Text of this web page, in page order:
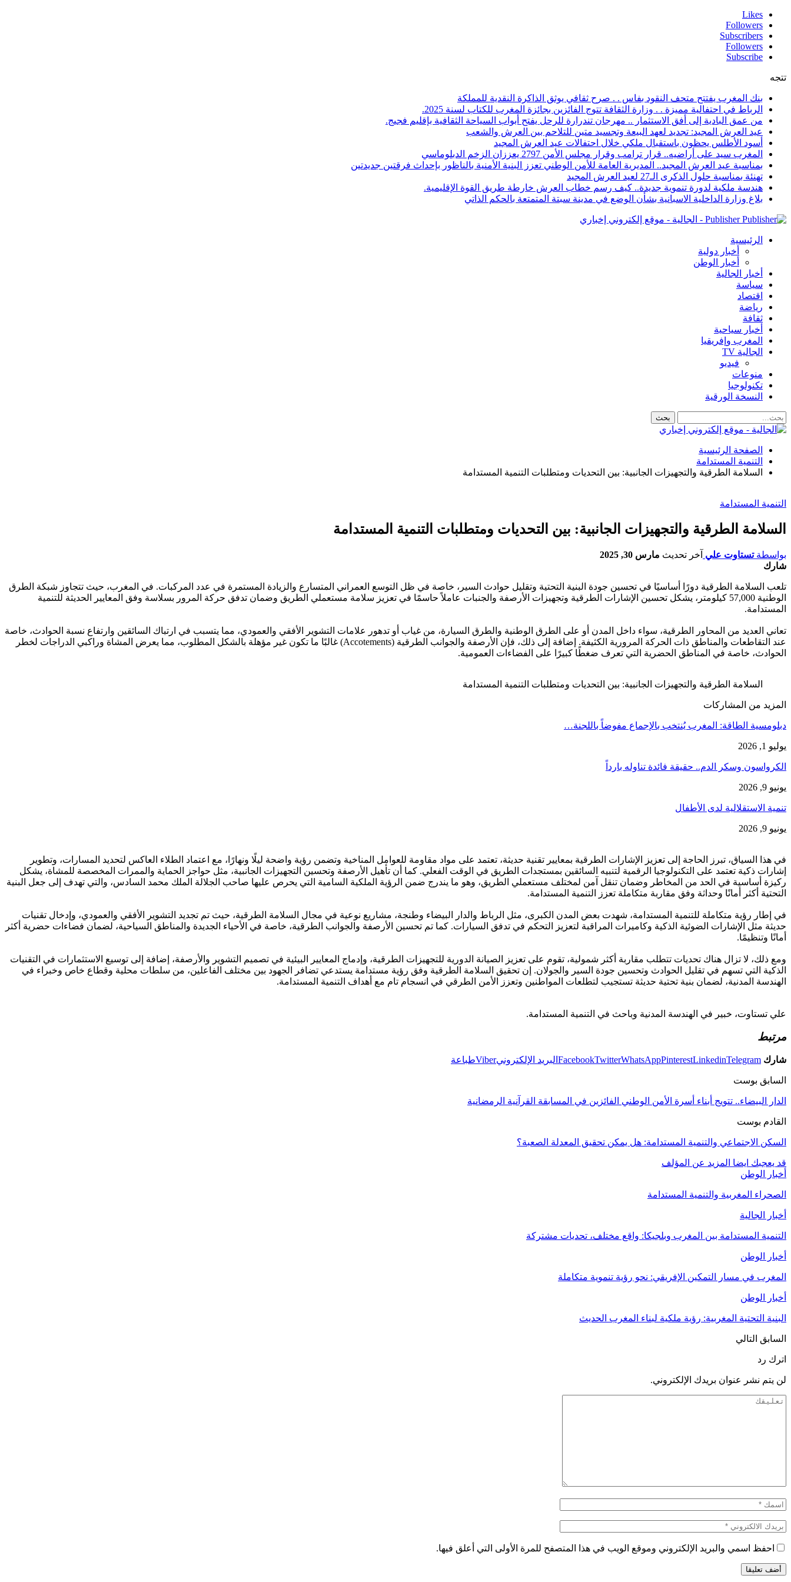
Likes
Followers
Subscribers
Followers
Subscribe
تتجه
بنك المغرب يفتتح متحف النقود بفاس . . صرح ثقافي يوثق الذاكرة النقدية للمملكة
الرباط في احتفالية مميزة . . وزارة الثقافة تتوج الفائزين بجائزة المغرب للكتاب لسنة 2025.
من عمق البادية إلى أفق الاستثمار .. مهرجان تندرارة للرحل يفتح أبواب السياحة الثقافية بإقليم فجيج.
عيد العرش المجيد: تجديد لعهد البيعة وتجسيد متين للتلاحم بين العرش والشعب
أسود الأطلس يحظون باستقبال ملكي خلال احتفالات عيد العرش المجيد
المغرب سيد على أراضيه.. قرار ترامب وقرار مجلس الأمن 2797 يعززان الزخم الدبلوماسي
بمناسبة عيد العرش المجيد.. المديرية العامة للأمن الوطني تعزز البنية الأمنية بالناظور بإحداث فرقتين جديدتين
تهنئة بمناسبة حلول الذكرى الـ27 لعيد العرش المجيد
هندسة ملكية لدورة تنموية جديدة.. كيف رسم خطاب العرش خارطة طريق القوة الإقليمية.
بلاغ وزارة الداخلية الاسبانية بشأن الوضع في مدينة سبتة المتمتعة بالحكم الذاتي
Publisher - الجالية - موقع إلكتروني إخباري
الرئيسية
أخبار دولية
أخبار الوطن
أخبار الجالية
سياسة
اقتصاد
رياضة
ثقافة
أخبار سياحية
المغرب وإفريقيا
الجالية TV
فيديو
منوعات
تكنولوجيا
النسخة الورقية
الصفحة الرئيسية
التنمية المستدامة
السلامة الطرقية والتجهيزات الجانبية: بين التحديات ومتطلبات التنمية المستدامة
التنمية المستدامة
السلامة الطرقية والتجهيزات الجانبية: بين التحديات ومتطلبات التنمية المستدامة
بواسطةتستاوت علي آخر تحديث مارس 30, 2025
شارك
تلعب السلامة الطرقية دورًا أساسيًا في تحسين جودة البنية التحتية وتقليل حوادث السير، خاصة في ظل التوسع العمراني المتسارع والزيادة المستمرة في عدد المركبات. في المغرب، حيث تتجاوز شبكة الطرق
الوطنية 57,000 كيلومتر، يشكل تحسين الإشارات الطرقية وتجهيزات الأرصفة والجنبات عاملاً حاسمًا في تعزيز سلامة مستعملي الطريق وضمان تدفق حركة المرور بسلاسة وفق المعايير الحديثة للتنمية
المستدامة.
تعاني العديد من المحاور الطرقية، سواء داخل المدن أو على الطرق الوطنية والطرق السيارة، من غياب أو تدهور علامات التشوير الأفقي والعمودي، مما يتسبب في ارتباك السائقين وارتفاع نسبة الحوادث، خاصة
عند التقاطعات والمناطق ذات الحركة المرورية الكثيفة. إضافة إلى ذلك، فإن الأرصفة والجوانب الطرقية (Accotements) غالبًا ما تكون غير مؤهلة بالشكل المطلوب، مما يعرض المشاة وراكبي الدراجات لخطر
الحوادث، خاصة في المناطق الحضرية التي تعرف ضغطًا كبيرًا على الفضاءات العمومية.
السلامة الطرقية والتجهيزات الجانبية: بين التحديات ومتطلبات التنمية المستدامة
المزيد من المشاركات
دبلومسية الطاقة: المغرب يُنتخب بالإجماع مفوضاً باللجنة…
يوليو 1, 2026
الكرواسون وسكر الدم.. حقيقة فائدة تناوله بارداً
يونيو 9, 2026
تنمية الاستقلالية لدى الأطفال
يونيو 9, 2026
في هذا السياق، تبرز الحاجة إلى تعزيز الإشارات الطرقية بمعايير تقنية حديثة، تعتمد على مواد مقاومة للعوامل المناخية وتضمن رؤية واضحة ليلًا ونهارًا، مع اعتماد الطلاء العاكس لتحديد المسارات، وتطوير
إشارات ذكية تعتمد على التكنولوجيا الرقمية لتنبيه السائقين بمستجدات الطريق في الوقت الفعلي. كما أن تأهيل الأرصفة وتحسين التجهيزات الجانبية، مثل حواجز الحماية والممرات المخصصة للمشاة، يشكل
ركيزة أساسية في الحد من المخاطر وضمان تنقل آمن لمختلف مستعملي الطريق، وهو ما يندرج ضمن الرؤية الملكية السامية التي يحرص عليها صاحب الجلالة الملك محمد السادس، والتي تهدف إلى جعل البنية
التحتية أكثر أمانًا وحداثة وفق مقاربة متكاملة تعزز التنمية المستدامة.
في إطار رؤية متكاملة للتنمية المستدامة، شهدت بعض المدن الكبرى، مثل الرباط والدار البيضاء وطنجة، مشاريع نوعية في مجال السلامة الطرقية، حيث تم تجديد التشوير الأفقي والعمودي، وإدخال تقنيات
حديثة مثل الإشارات الضوئية الذكية وكاميرات المراقبة لتعزيز التحكم في تدفق السيارات. كما تم تحسين الأرصفة والجوانب الطرقية، خاصة في الأحياء الجديدة والمناطق السياحية، لضمان فضاءات حضرية أكثر
أمانًا وتنظيمًا.
ومع ذلك، لا تزال هناك تحديات تتطلب مقاربة أكثر شمولية، تقوم على تعزيز الصيانة الدورية للتجهيزات الطرقية، وإدماج المعايير البيئية في تصميم التشوير والأرصفة، إضافة إلى توسيع الاستثمارات في التقنيات
الذكية التي تسهم في تقليل الحوادث وتحسين جودة السير والجولان. إن تحقيق السلامة الطرقية وفق رؤية مستدامة يستدعي تضافر الجهود بين مختلف الفاعلين، من سلطات محلية وقطاع خاص وخبراء في
الهندسة المدنية، لضمان بنية تحتية حديثة تستجيب لتطلعات المواطنين وتعزز الأمن الطرقي في انسجام تام مع أهداف التنمية المستدامة.
علي تستاوت، خبير في الهندسة المدنية وباحث في التنمية المستدامة.
مرتبط
شارك FacebookTwitterWhatsAppPinterestLinkedinTelegram البريد الإلكترونيViberطباعة
السابق بوست
الدار البيضاء.. تتويج أبناء أسرة الأمن الوطني الفائزين في المسابقة القرآنية الرمضانية
القادم بوست
السكن الاجتماعي والتنمية المستدامة: هل يمكن تحقيق المعدلة الصعبة؟
قد يعجبك ايضا المزيد عن المؤلف
أخبار الوطن
الصحراء المغربية والتنمية المستدامة
أخبار الجالية
التنمية المستدامة بين المغرب وبلجيكا: واقع مختلف، تحديات مشتركة
أخبار الوطن
المغرب في مسار التمكين الإفريقي: نحو رؤية تنموية متكاملة
أخبار الوطن
البنية التحتية المغربية: رؤية ملكية لبناء المغرب الحديث
السابق التالي
اترك رد
لن يتم نشر عنوان بريدك الإلكتروني.
احفظ اسمي والبريد الإلكتروني وموقع الويب في هذا المتصفح للمرة الأولى التي أعلق فيها.